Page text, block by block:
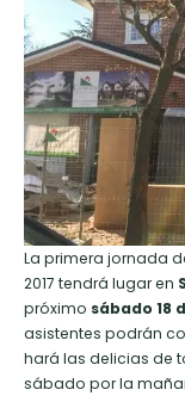
La primera jornada
2017 tendrá lugar en
próximo sábado 18
asistentes podrán
hará las delicias de
sábado por la